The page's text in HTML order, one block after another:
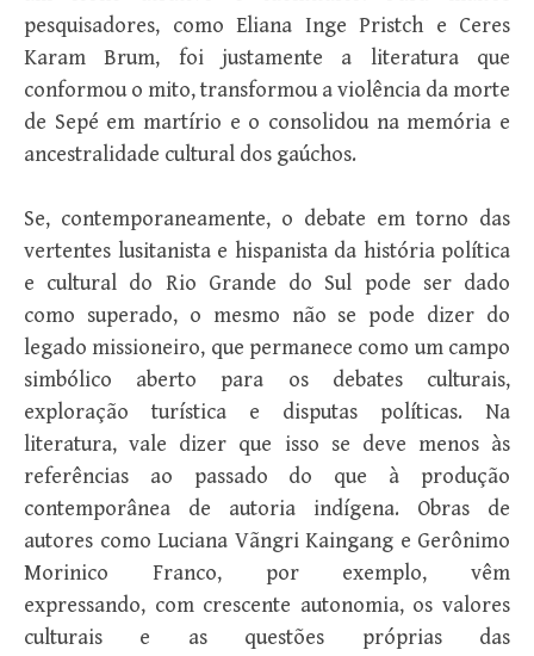
pesquisadores, como Eliana Inge Pristch e Ceres
Karam Brum, foi justamente a literatura que
conformou o mito, transformou a violência da morte
de Sepé em martírio e o consolidou na memória e
ancestralidade cultural dos gaúchos.
Se, contemporaneamente, o debate em torno das
vertentes lusitanista e hispanista da história política
e cultural do Rio Grande do Sul pode ser dado
como superado, o mesmo não se pode dizer do
legado missioneiro, que permanece como um campo
simbólico aberto para os debates culturais,
exploração turística e disputas políticas. Na
literatura, vale dizer que isso se deve menos às
referências ao passado do que à produção
contemporânea de autoria indígena. Obras de
autores como Luciana Vãngri Kaingang e Gerônimo
Morinico Franco, por exemplo, vêm
expressando, com crescente autonomia, os valores
culturais e as questões próprias das